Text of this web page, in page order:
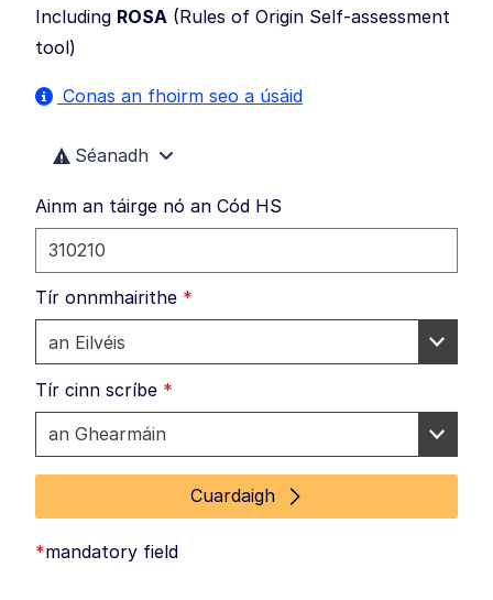
Including ROSA (Rules of Origin Self-assessment
tool)
Conas an fhoirm seo a úsáid
Séanadh
Ainm an táirge nó an Cód HS
Tír onnmhairithe *
Tír cinn scríbe *
Cuardaigh
*mandatory field